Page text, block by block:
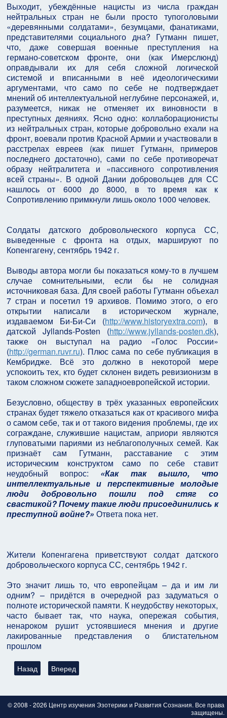
Выходит, убеждённые нацисты из числа граждан
нейтральных стран не были просто тупоголовыми
«деревянными солдатами», безумцами, фанатиками,
представителями социального дна? Гутманн пишет,
что, даже совершая военные преступления на
германо-советском фронте, они (как Имерслюнд)
оправдывали их для себя сложной логической
системой и вписанными в неё идеологическими
аргументами, что само по себе не подтверждает
мнений об интеллектуальной неглубине персонажей, и,
разумеется, никак не отменяет их виновности в
преступных деяниях. Ясно одно: коллаборационисты
из нейтральных стран, которые добровольно ехали на
фронт, воевали против Красной Армии и участвовали в
расстрелах евреев (как пишет Гутманн, примеров
последнего достаточно), сами по себе противоречат
образу нейтралитета и «пассивного сопротивления
всей страны». В одной Дании добровольцев для СС
нашлось от 6000 до 8000, в то время как к
Сопротивлению примкнули лишь около 1000 человек.
Солдаты датского добровольческого корпуса СС,
выведенные с фронта на отдых, маршируют по
Копенгагену, сентябрь 1942 г.
Выводы автора могли бы показаться кому-то в лучшем
случае сомнительными, если бы не солидная
источниковая база. Для своей работы Гутманн объехал
7 стран и посетил 19 архивов. Помимо этого, о его
открытии написали в историческом журнале,
издаваемом Би-Би-Си (http://www.historyextra.com), в
датской Jyllands-Posten (http://www.jyllands-posten.dk),
также он выступал на радио «Голос России»
(http://german.ruvr.ru). Плюс сама по себе публикация в
Кембридже. Всё это должно в некоторой мере
успокоить тех, кто будет склонен видеть ревизионизм в
таком сложном сюжете западноевропейской истории.
Безусловно, обществу в трёх указанных европейских
странах будет тяжело отказаться как от красивого мифа
о самом себе, так и от такого видения проблемы, где их
сограждане, служившие нацистам, априори являются
глуповатыми париями из неблагополучных семей. Как
признаёт сам Гутманн, расставание с этим
историческим конструктом само по себе ставит
неудобный вопрос: «Как так вышло, что
интеллектуальные и перспективные молодые
люди добровольно пошли под стяг со
свастикой? Почему такие люди присоединились к
преступной войне?» Ответа пока нет.
Жители Копенгагена приветствуют солдат датского
добровольческого корпуса СС, сентябрь 1942 г.
Это значит лишь то, что европейцам – да и им ли
одним? – придётся в очередной раз задуматься о
полноте исторической памяти. К неудобству некоторых,
часто бывает так, что наука, опережая события,
ненароком рушит устоявшиеся мнения и другие
лакированные представления о блистательном
прошлом
Предыдущий: Голландская баллада (2 мировая война,
Назад Следующий: Нация нобелевских лауреатов
Вперед
© 2008 - 2026 Центр изучения Эзотерики и Развития Сознания. Все права
защищены.